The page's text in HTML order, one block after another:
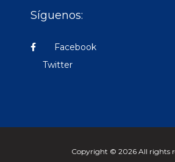
Síguenos:
Facebook
Twitter
Copyright © 2026 All rights